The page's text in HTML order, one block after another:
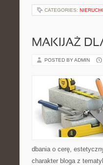
CATEGORIES:
MAKIJAŻ
POSTED BY ADMIN
dbania o cerę,
charakter bloga z